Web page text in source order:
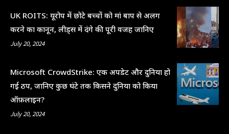
UK ROITS: यूरोप में छोटे बच्चों को मां बाप से अलग
करने का कानून, लीड्स में दंगे की पूरी वजह जानिए
July 20, 2024
Microsoft CrowdStrike: एक अपडेट और दुनिया हो
गई ठप, जानिए कुछ घंटे तक किसने दुनिया को किया
ऑफ़लाइन?
July 20, 2024